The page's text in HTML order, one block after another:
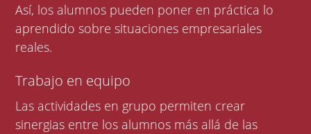
Así, los alumnos pueden poner en práctica lo
aprendido sobre situaciones empresariales
reales.
Trabajo en equipo
Las actividades en grupo permiten crear
sinergias entre los alumnos más allá de las